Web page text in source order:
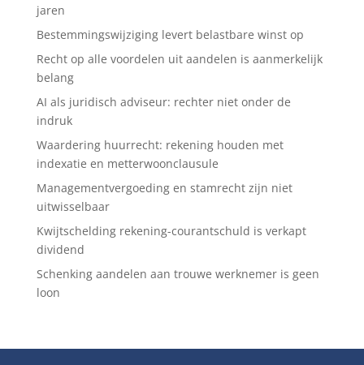
jaren
Bestemmingswijziging levert belastbare winst op
Recht op alle voordelen uit aandelen is aanmerkelijk
belang
AI als juridisch adviseur: rechter niet onder de
indruk
Waardering huurrecht: rekening houden met
indexatie en metterwoonclausule
Managementvergoeding en stamrecht zijn niet
uitwisselbaar
Kwijtschelding rekening-courantschuld is verkapt
dividend
Schenking aandelen aan trouwe werknemer is geen
loon